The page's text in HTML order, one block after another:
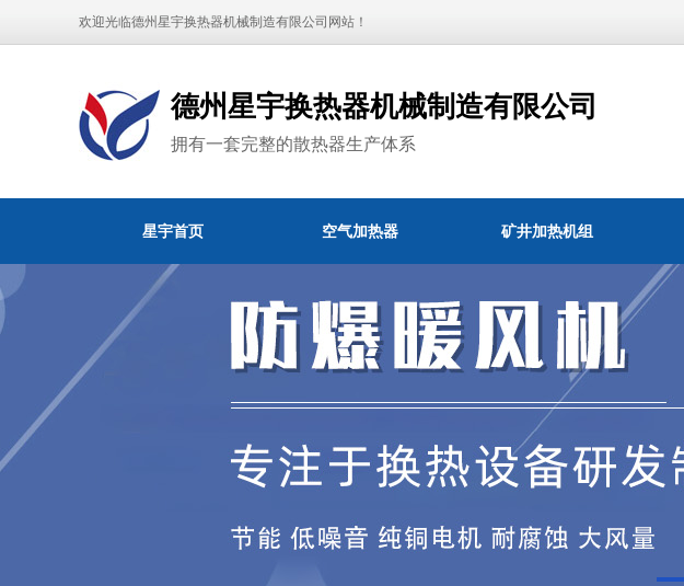
欢迎光临德州星宇换热器机械制造有限公司网站！
德州星宇换热器机械制造有限公司
拥有一套完整的散热器生产体系
星宇首页 空气加热器 矿井加热机组